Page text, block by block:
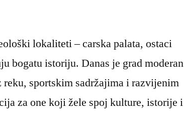
lokaliteti – carska palata, ostaci
bogatu istoriju. Danas je grad moderan
sportskim sadržajima i razvijenim
za one koji žele spoj kulture, istorije i